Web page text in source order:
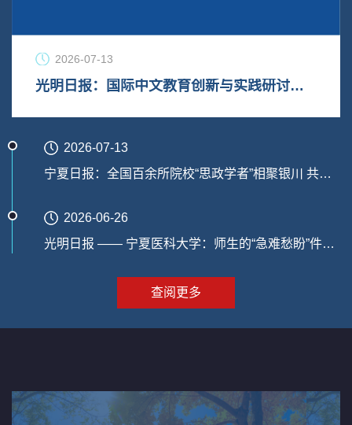
2026-07-13
光明日报：国际中文教育创新与实践研讨会在宁夏银川落幕
2026-07-13
宁夏日报：全国百余所院校“思政学者”相聚银川 共话新时代思...
2026-06-26
光明日报 —— 宁夏医科大学：师生的“急难愁盼”件件有回音
查阅更多